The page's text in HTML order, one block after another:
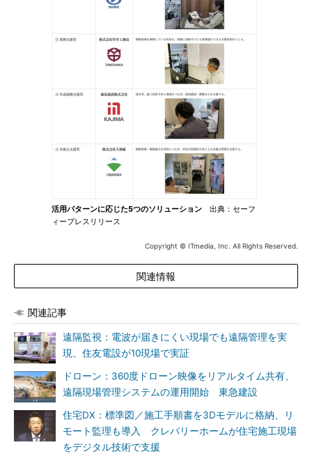
活用パターンに応じた5つのソリューション 出典：セーフ
ィープレスリリース
Copyright © ITmedia, Inc. All Rights Reserved.
関連情報
関連記事
遠隔監視：電波が届きにくい現場でも遠隔管理を実
現、住友電設が10現場で実証
ドローン：360度ドローン映像をリアルタイム共有、
遠隔現場管理システムの運用開始 東急建設
住宅DX：標準図／施工手順書を3Dモデルに格納、リ
モート監理も導入 クレバリーホームが住宅施工現場
をデジタル技術で支援